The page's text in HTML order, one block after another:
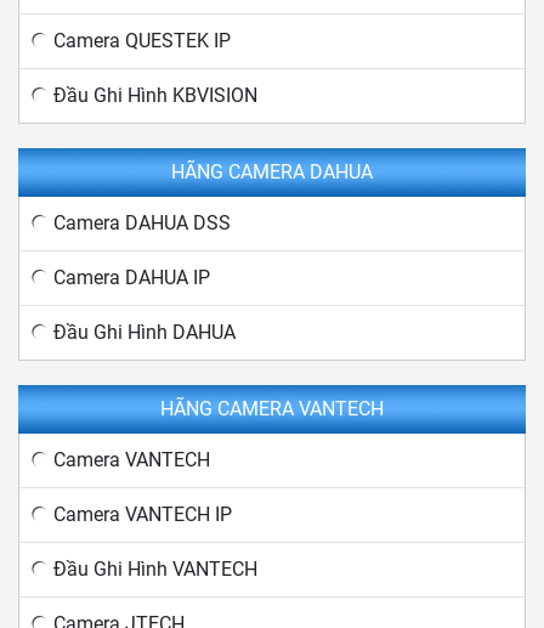
Camera QUESTEK IP
Đầu Ghi Hình KBVISION
HÃNG CAMERA DAHUA
Camera DAHUA DSS
Camera DAHUA IP
Đầu Ghi Hình DAHUA
HÃNG CAMERA VANTECH
Camera VANTECH
Camera VANTECH IP
Đầu Ghi Hình VANTECH